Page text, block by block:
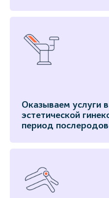
Оказываем услуги
эстетической
период